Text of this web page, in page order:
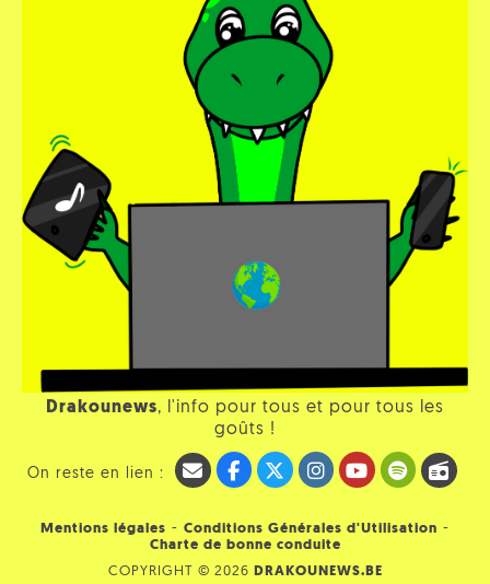
Drakounews, l'info pour tous et pour tous les
goûts !
On reste en lien :
Mentions légales - Conditions Générales d'Utilisation -
Charte de bonne conduite
COPYRIGHT © 2026
DRAKOUNEWS.BE